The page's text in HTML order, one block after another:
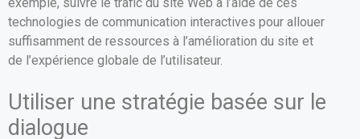
technologies de communication interactives pour allouer
suffisamment de ressources à l’amélioration du site et
de l’expérience globale de l’utilisateur.
Utiliser une stratégie basée sur le
dialogue